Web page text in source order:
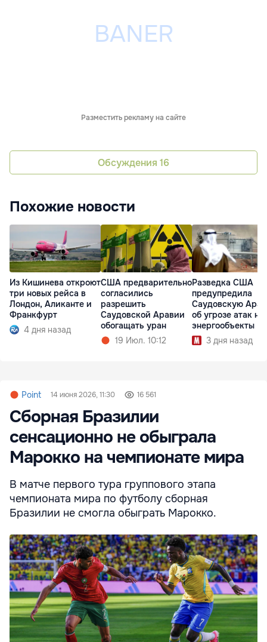
Разместить рекламу на сайте
Обсуждения 16
Похожие новости
Из Кишинева откроют
три новых рейса в
Лондон, Аликанте и
Франкфурт
4 дня назад
США предварительно
согласились
разрешить
Саудовской Аравии
обогащать уран
19 Июл. 10:12
Разведка США
предупредила
Саудовскую
об угрозе атак на
энергообъекты
3 дня назад
Point 14 июня 2026, 11:30 16 561
Сборная Бразилии
сенсационно не обыграла
Марокко на чемпионате мира
В матче первого тура группового этапа
чемпионата мира по футболу сборная
Бразилии не смогла обыграть Марокко.